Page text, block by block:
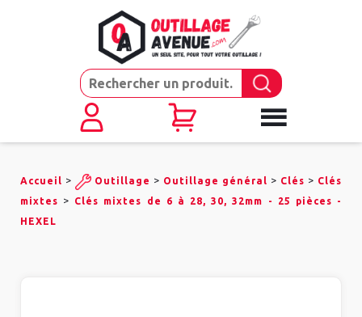
Accueil > Outillage > Outillage général > Clés > Clés
mixtes
>
Clés mixtes de 6 à 28, 30, 32mm - 25 pièces -
HEXEL